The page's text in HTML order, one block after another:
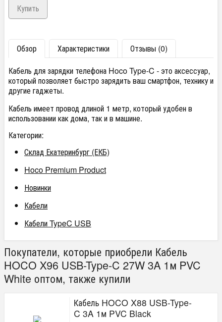
Обзор Характеристики
Отзывы (0)
Кабель для зарядки телефона Hoco Type-C - это аксессуар,
который позволяет быстро зарядить ваш смартфон, технику и
другие гаджеты.
Кабель имеет провод длиной 1 метр, который удобен в
использовании как дома, так и в машине.
Категории:
Склад Екатеринбург (ЕКБ)
Hoco Premium Product
Новинки
Кабели
Кабели TypeC USB
Покупатели, которые приобрели Кабель
HOCO X96 USB-Type-C 27W 3A 1м PVC
White оптом, также купили
Кабель HOCO X88 USB-Type-
C 3A 1м PVC Black